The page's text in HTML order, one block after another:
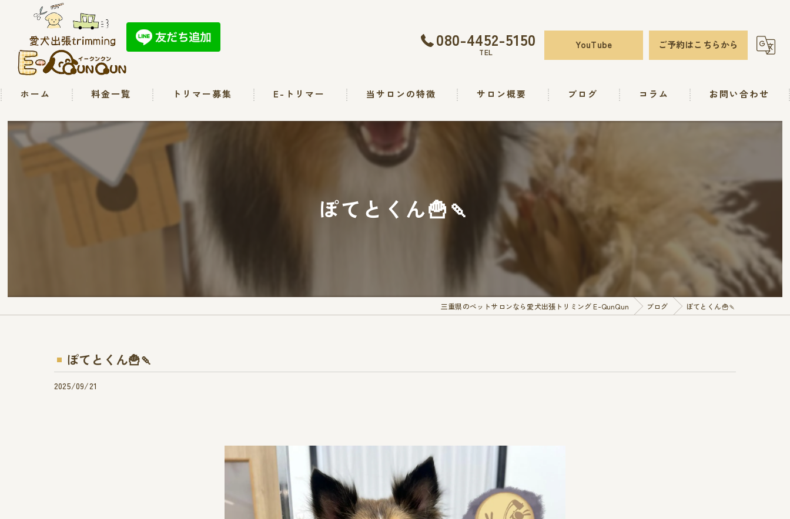
080-4452-5150
TEL
YouTube ご予約はこちらから
ホーム 料金一覧 トリマー募集 E-トリマー 当サロンの特徴
トリミング
カット
出張
サロン概要 ブログ コラム お問い合わせ
ぽてとくん🍟🍡
三重県のペットサロンなら愛犬出張トリミング E-QunQun ブログ ぽてとくん🍟🍡
ぽてとくん🍟🍡
2025/09/21